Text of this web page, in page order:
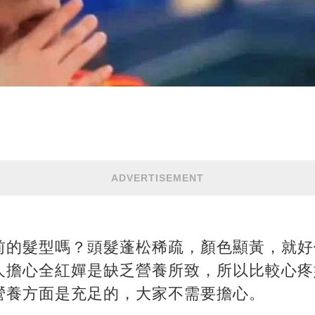
ADVERTISEMENT
髮型嗎？頭髮蓬松稀疏，顏色顯黃，就
心全紅嬋是缺乏營養所致，所以比較心
方面是充足的，大家不需要擔心。